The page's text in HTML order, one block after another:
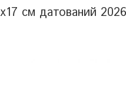
см датований